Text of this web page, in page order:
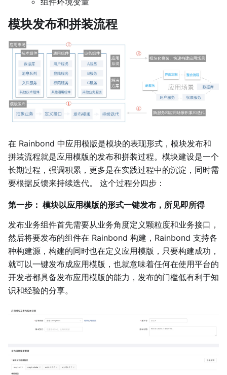
模块发布和拼装流程
在 Rainbond 中应用模版是模块的表现形式，模块发布和
拼装流程就是应用模版的发布和拼装过程。模块建设是一个
长期过程，强调积累，更多是在实践过程中的沉淀，同时需
要根据反馈来持续迭代。 这个过程分四步：
第一步： 模块以应用模版的形式一键发布，所见即所得
发布业务组件首先需要从业务角度定义颗粒度和业务接口，
然后将要发布的组件在 Rainbond 构建，Rainbond 支持各
种构建源，构建的同时也在定义应用模版，只要构建成功，
就可以一键发布成应用模版，也就意味着任何在使用平台的
开发者都具备发布应用模版的能力，发布的门槛低有利于知
识和经验的分享。